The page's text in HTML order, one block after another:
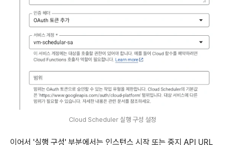
Cloud Scheduler 실행 구성 설정
이어서 '실행 구성' 부분에서는 인스턴스 시작 또는 중지 API URL